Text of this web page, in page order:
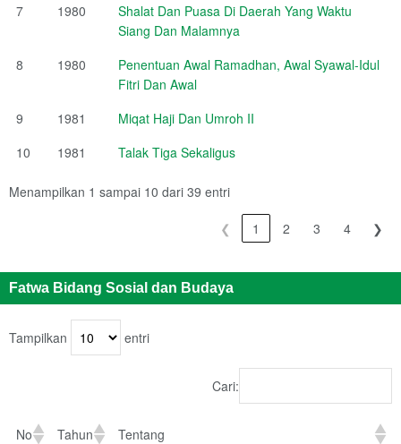
7
1980
Shalat Dan Puasa Di Daerah Yang Waktu
Siang Dan Malamnya
8
1980
Penentuan Awal Ramadhan, Awal Syawal-Idul
Fitri Dan Awal
9
1981
Miqat Haji Dan Umroh II
10
1981 Talak Tiga Sekaligus
Menampilkan 1 sampai 10 dari 39 entri
❮ 1 2 3 4 ❯
Fatwa Bidang Sosial dan Budaya
Tampilkan entri
Cari:
No Tahun
Tentang